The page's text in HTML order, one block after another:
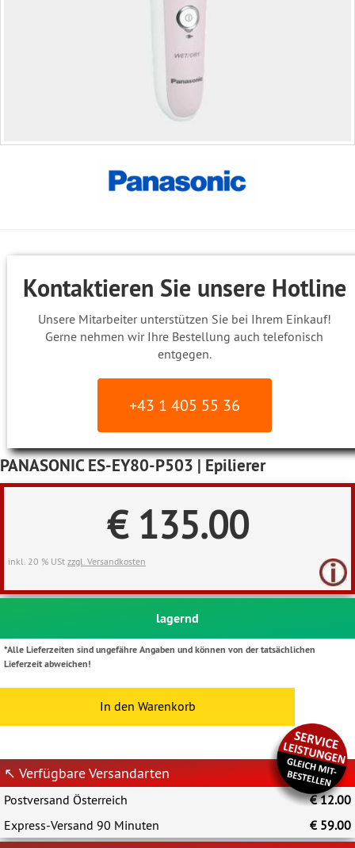
Kontaktieren Sie unsere Hotline
Unsere Mitarbeiter unterstützen Sie bei Ihrem Einkauf!
Gerne nehmen wir Ihre Bestellung auch telefonisch
entgegen.
+43 1 405 55 36
PANASONIC ES-EY80-P503 | Epilierer
€ 135.00
inkl. 20 % USt zzgl. Versandkosten
lagernd
*Alle Lieferzeiten sind ungefähre Angaben und können von der tatsächlichen
Lieferzeit abweichen!
In den Warenkorb
↖ Verfügbare Versandarten
Postversand Österreich
€ 12.00
Express-Versand 90 Minuten
€ 59.00